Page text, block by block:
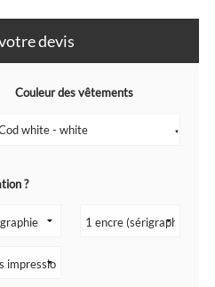
devis
Couleur des vêtements
white - white ▼
?